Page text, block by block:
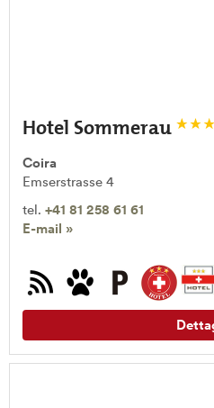
Hotel Sommerau
Coira
Emserstrasse 4
tel. +41 81 258 61 61
E-mail »